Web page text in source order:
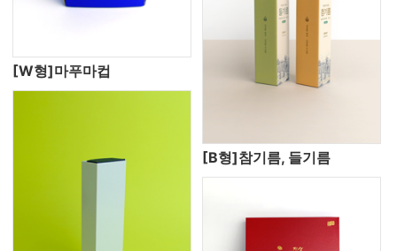
[W형]마푸마컵
[B형]참기름, 들기름